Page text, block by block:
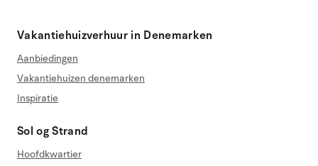
Vakantiehuizverhuur in Denemarken
Aanbiedingen
Vakantiehuizen denemarken
Inspiratie
Sol og Strand
Hoofdkwartier